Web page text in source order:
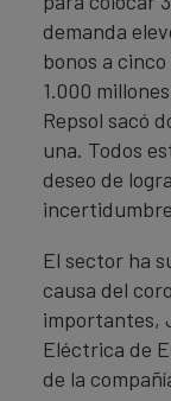
demanda
bonos a
1.000
Repsol sacó
una. Todos
deseo de
El sector ha
causa del
importantes,
Eléctrica de
de la